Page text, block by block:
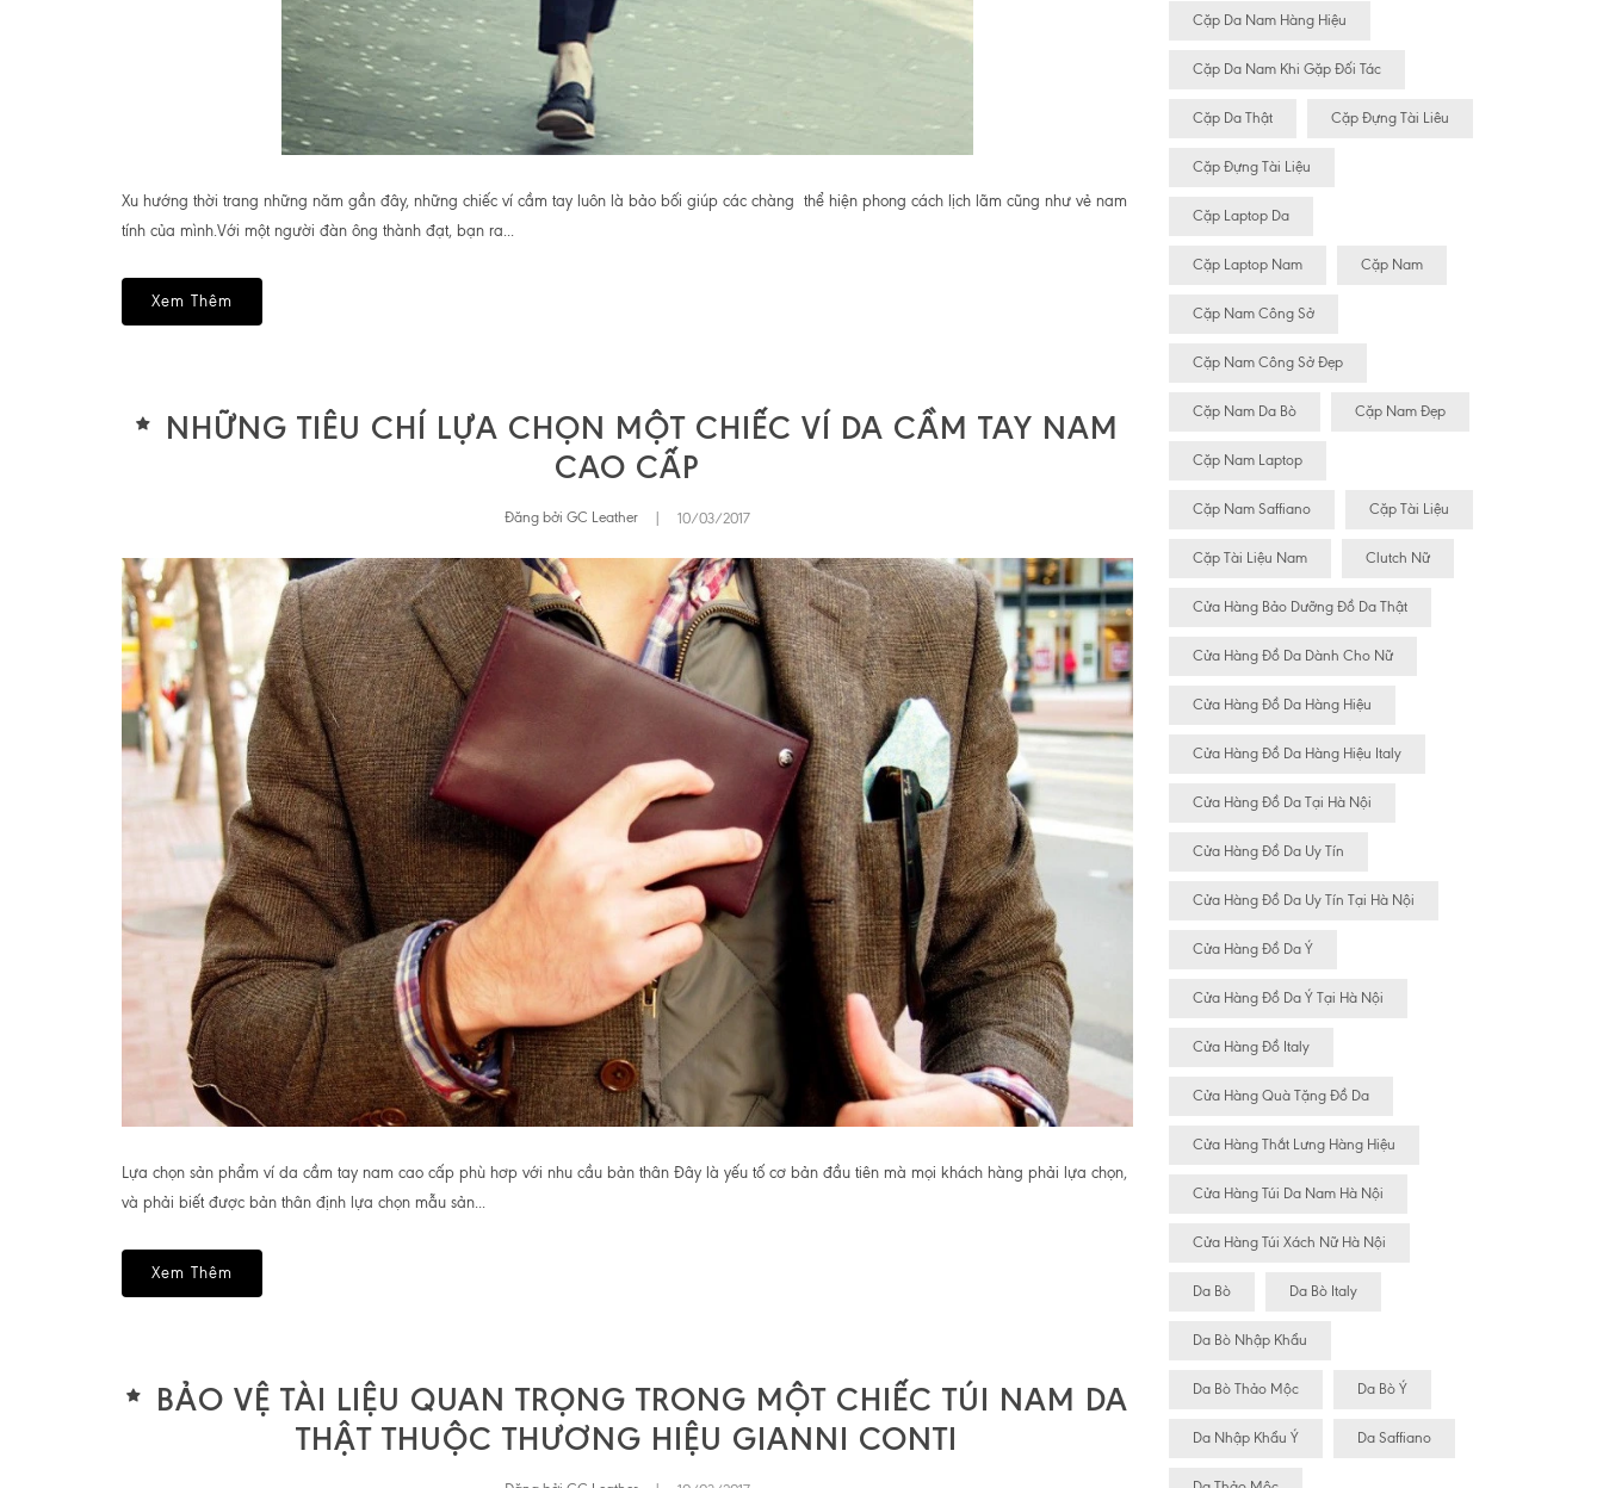
Xu hướng thời trang những năm gần đây, những chiếc ví cầm tay luôn là bảo bối giúp các chàng thể hiện phong cách lịch lãm cũng như vẻ nam
tính của mình.Với một người đàn ông thành đạt, bạn ra...
Xem Thêm
NHỮNG TIÊU CHÍ LỰA CHỌN MỘT CHIẾC VÍ DA CẦM TAY NAM
CAO CẤP
Đăng bởi GC Leather 10/03/2017
Lựa chọn sản phẩm ví da cầm tay nam cao cấp phù hơp với nhu cầu bản thân Đây là yếu tố cơ bản đầu tiên mà mọi khách hàng phải lựa chọn,
và phải biết được bản thân định lựa chọn mẫu sản...
Xem Thêm
BẢO VỆ TÀI LIỆU QUAN TRỌNG TRONG MỘT CHIẾC TÚI NAM DA
THẬT THUỘC THƯƠNG HIỆU GIANNI CONTI
Cặp Da Nam Hàng Hiệu
Cặp Da Nam Khi Gặp Đối Tác
Cặp Da Thật Cặp Đựng Tài Liêu
Cặp Đựng Tài Liệu
Cặp Laptop Da
Cặp Laptop Nam Cặp Nam
Cặp Nam Công Sở
Cặp Nam Công Sở Đẹp
Cặp Nam Da Bò Cặp Nam Đẹp
Cặp Nam Laptop
Cặp Nam Saffiano Cặp Tài Liệu
Cặp Tài Liệu Nam Clutch Nữ
Cửa Hàng Bảo Dưỡng Đồ Da Thật
Cửa Hàng Đồ Da Dành Cho Nữ
Cửa Hàng Đồ Da Hàng Hiệu
Cửa Hàng Đồ Da Hàng Hiệu Italy
Cửa Hàng Đồ Da Tại Hà Nội
Cửa Hàng Đồ Da Uy Tín
Cửa Hàng Đồ Da Uy Tín Tại Hà Nội
Cửa Hàng Đồ Da Ý
Cửa Hàng Đồ Da Ý Tại Hà Nội
Cửa Hàng Đồ Italy
Cửa Hàng Quà Tặng Đồ Da
Cửa Hàng Thắt Lưng Hàng Hiệu
Cửa Hàng Túi Da Nam Hà Nội
Cửa Hàng Túi Xách Nữ Hà Nội
Da Bò Da Bò Italy
Da Bò Nhập Khẩu
Da Bò Thảo Mộc Da Bò Ý
Da Nhập Khẩu Ý Da Saffiano